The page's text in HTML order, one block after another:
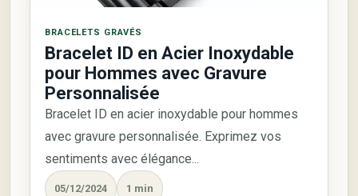
BRACELETS GRAVÉS
Bracelet ID en Acier Inoxydable
pour Hommes avec Gravure
Personnalisée
Bracelet ID en acier inoxydable pour hommes
avec gravure personnalisée. Exprimez vos
sentiments avec élégance...
05/12/2024 1 min